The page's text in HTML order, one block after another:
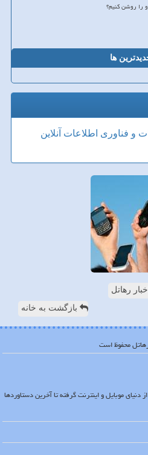
را روشن کنیم؟
ها
و فناوری اطلاعات آنلاین
اخبار رهاتل
بازگشت به خانه
دنیای موبایل و اینترنت گرفته تا آخرین دستاوردها